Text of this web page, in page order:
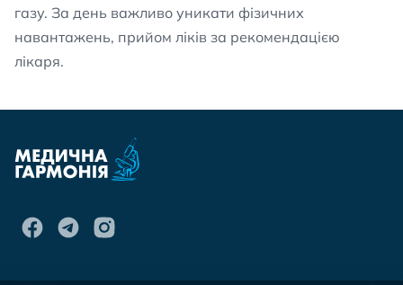
газу. За день важливо уникати фізичних
навантажень, прийом ліків за рекомендацією
лікаря.